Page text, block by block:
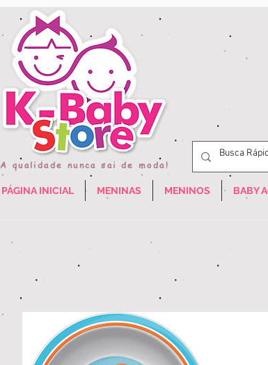
A qualidade nunca sai de moda!
PÁGINA INICIAL MENINAS MENINOS BABY